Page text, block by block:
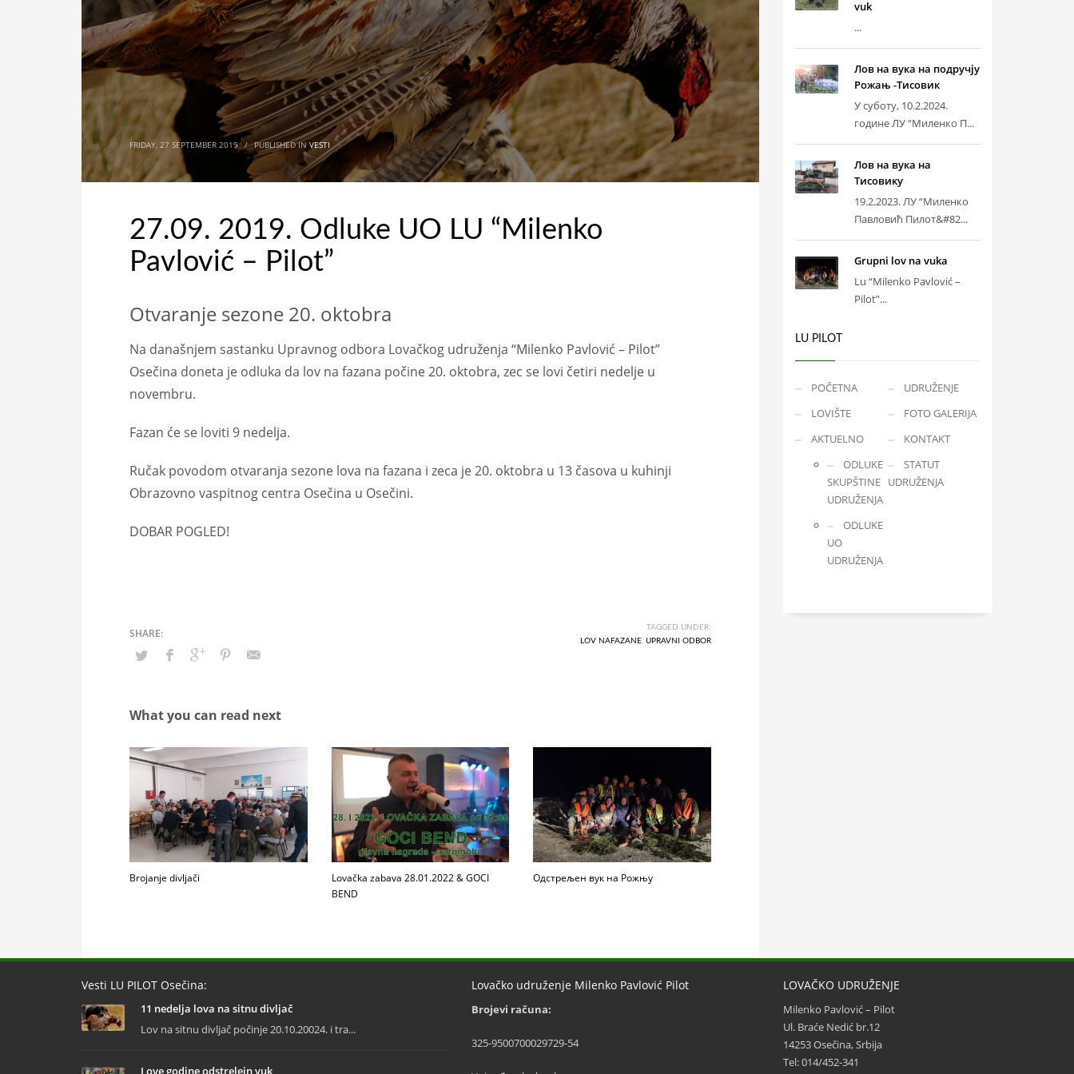
FRIDAY, 27 SEPTEMBER 2019 / PUBLISHED INVESTI
27.09. 2019. Odluke UO LU “Milenko
Pavlović – Pilot”
Otvaranje sezone 20. oktobra
Na današnjem sastanku Upravnog odbora Lovačkog udruženja “Milenko Pavlović – Pilot”
Osečina doneta je odluka da lov na fazana počine 20. oktobra, zec se lovi četiri nedelje u
novembru.
Fazan će se loviti 9 nedelja.
Ručak povodom otvaranja sezone lova na fazana i zeca je 20. oktobra u 13 časova u kuhinji
Obrazovno vaspitnog centra Osečina u Osečini.
DOBAR POGLED!
TAGGED UNDER:
LOV NAFAZANE, UPRAVNI ODBOR
What you can read next
Brojanje divljači
Lovačka zabava 28.01.2022 & GOCI
BEND
Одстрељен вук на Рожњу
vuk
...
Лов на вука на подручју
Рожањ -Тисовик
У суботу, 10.2.2024.
године ЛУ “Миленко П...
Лов на вука на
Тисовику
19.2.2023. ЛУ “Миленко
Павловић Пилот&#82...
Grupni lov na vuka
Lu “Milenko Pavlović –
Pilot”...
LU PILOT
POČETNA
UDRUŽENJE
LOVIŠTE
FOTO GALERIJA
AKTUELNO
ODLUKE
SKUPŠTINE
UDRUŽENJA
ODLUKE
UO
UDRUŽENJA
KONTAKT
STATUT
UDRUŽENJA
Vesti LU PILOT Osečina:
11 nedelja lova na sitnu divljač
Lov na sitnu divljač počinje 20.10.20024. i tra...
I ove godine odstrelejn vuk
Lovačko udruženje Milenko Pavlović Pilot
Brojevi računa:
325-9500700029729-54
LOVAČKO UDRUŽENJE
Milenko Pavlović – Pilot
Ul. Braće Nedić br.12
14253 Osečina, Srbija
Tel: 014/452-341